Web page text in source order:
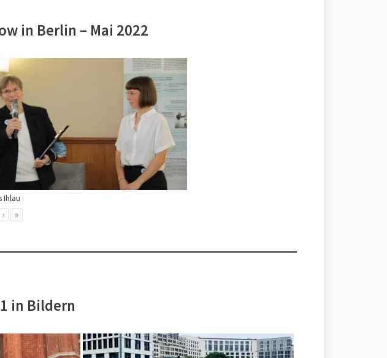
in Berlin – Mai 2022
Ihlau
› »
in Bildern